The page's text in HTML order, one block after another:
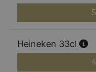
Heineken 33cl